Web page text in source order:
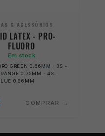
& ACESSÓRIOS
LATEX - PRO-
FLUORO
Em stock
GREEN 0.66MM · 3S -
0.75MM · 4S -
0.86MM
COMPRAR